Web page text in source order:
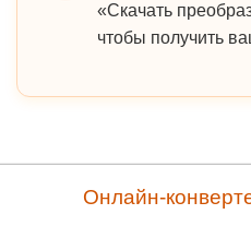
«Скачать
чтобы получить
Онлайн-